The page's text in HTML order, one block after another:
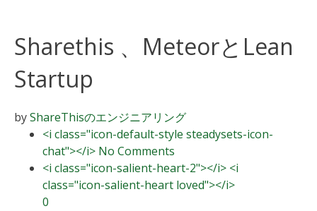
Sharethis 、MeteorとLean
Startup
byShareThisのエンジニアリング
<i class="icon-default-style steadysets-icon-
chat"></i> No Comments
<i class="icon-salient-heart-2"></i> <i
class="icon-salient-heart loved"></i>
0